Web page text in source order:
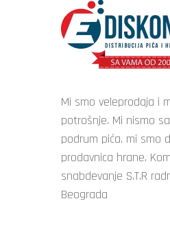
Mi smo veleprodaja i
potrošnje. Mi nismo
podrum pića, mi smo
prodavnica hrane.
snabdevanje S.T.R
Beograda